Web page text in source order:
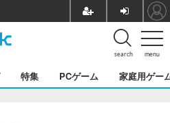
menu
search
特集 PCゲーム 家庭用ゲー